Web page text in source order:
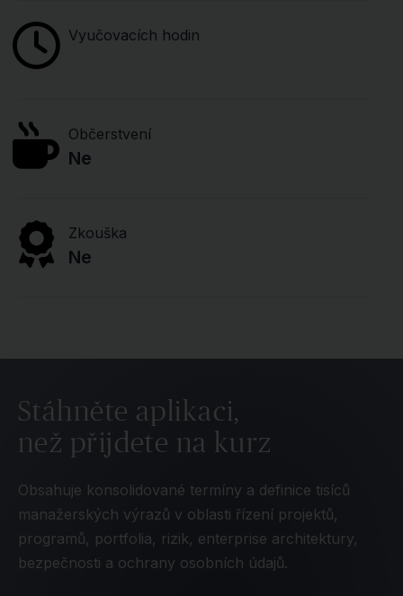
Vyučovacích hodin
Občerstvení
Ne
Zkouška
Ne
Stáhněte aplikaci,
než přijdete na kurz
Obsahuje konsolidované termíny a definice tisíců
manažerských výrazů v oblasti řízení projektů,
programů, portfolia, rizik, enterprise architektury,
bezpečnosti a ochrany osobních údajů.